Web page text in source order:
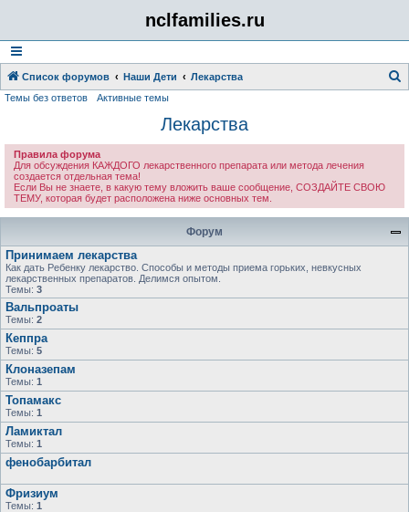
nclfamilies.ru
Список форумов Наши Дети Лекарства
Темы без ответов Активные темы
Лекарства
Правила форума
Для обсуждения КАЖДОГО лекарственного препарата или метода лечения
создается отдельная тема!
Если Вы не знаете, в какую тему вложить ваше сообщение, СОЗДАЙТЕ СВОЮ
ТЕМУ, которая будет расположена ниже основных тем.
Форум
Принимаем лекарства
Как дать Ребенку лекарство. Способы и методы приема горьких, невкусных
лекарственных препаратов. Делимся опытом.
Темы: 3
Вальпроаты
Темы: 2
Кеппра
Темы: 5
Клоназепам
Темы: 1
Топамакс
Темы: 1
Ламиктал
Темы: 1
фенобарбитал
Фризиум
Темы: 1